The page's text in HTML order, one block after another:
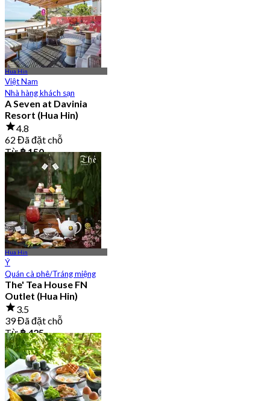
Hua Hin
Việt Nam
Nhà hàng khách sạn
A Seven at Davinia
Resort (Hua Hin)
4.8
62 Đã đặt chỗ
Từ฿ 150
Hua Hin
Ý
Quán cà phê/Tráng miệng
The' Tea House FN
Outlet (Hua Hin)
3.5
39 Đã đặt chỗ
Từ฿ 425